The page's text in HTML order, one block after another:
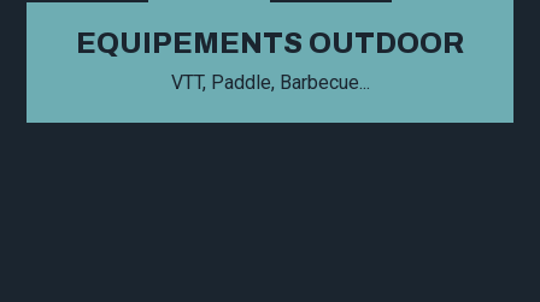
EQUIPEMENTS OUTDOOR
VTT, Paddle, Barbecue...